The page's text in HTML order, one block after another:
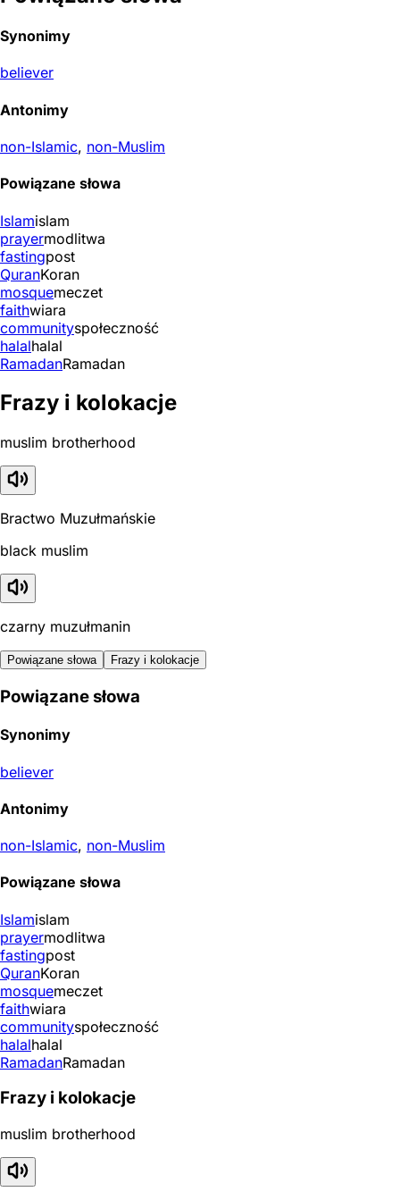
Synonimy
believer
Antonimy
non-Islamic, non-Muslim
Powiązane słowa
Islamislam
prayermodlitwa
fastingpost
QuranKoran
mosquemeczet
faithwiara
communityspołeczność
halalhalal
RamadanRamadan
Frazy i kolokacje
muslim brotherhood
Bractwo Muzułmańskie
black muslim
czarny muzułmanin
Powiązane słowa Frazy i kolokacje
Powiązane słowa
Synonimy
believer
Antonimy
non-Islamic, non-Muslim
Powiązane słowa
Islamislam
prayermodlitwa
fastingpost
QuranKoran
mosquemeczet
faithwiara
communityspołeczność
halalhalal
RamadanRamadan
Frazy i kolokacje
muslim brotherhood